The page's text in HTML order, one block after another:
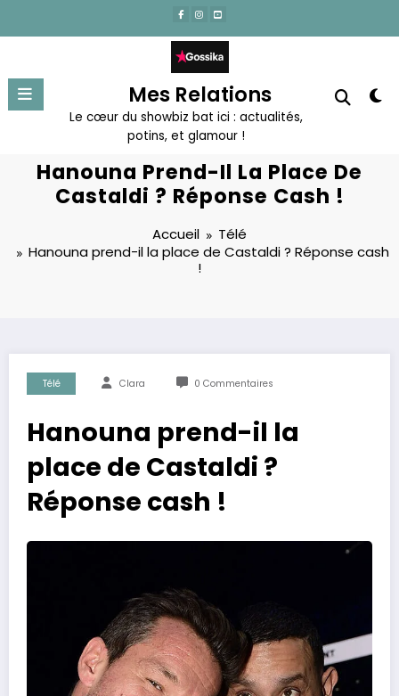
contenu
Mes Relations
Le cœur du showbiz bat ici : actualités,
potins, et glamour !
Hanouna Prend-Il La Place De
Castaldi ? Réponse Cash !
Accueil
Télé
Hanouna prend-il la place de Castaldi ? Réponse cash
!
Télé Clara 0 Commentaires
Hanouna prend-il la
place de Castaldi ?
Réponse cash !